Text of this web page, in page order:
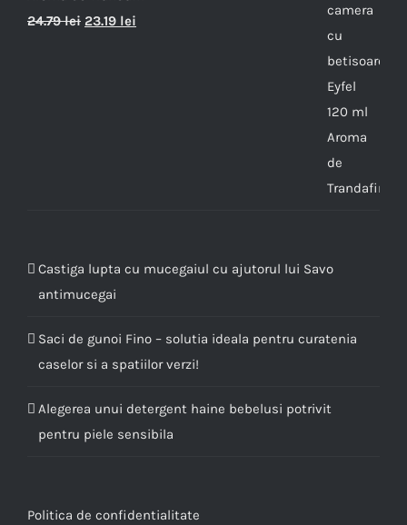
24.79lei 23.19 lei
Castiga lupta cu mucegaiul cu ajutorul lui Savo
antimucegai
Saci de gunoi Fino – solutia ideala pentru curatenia
caselor si a spatiilor verzi!
Alegerea unui detergent haine bebelusi potrivit
pentru piele sensibila
Politica de confidentialitate